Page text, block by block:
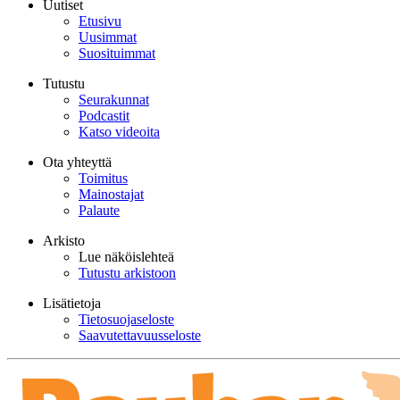
Uutiset
Etusivu
Uusimmat
Suosituimmat
Tutustu
Seurakunnat
Podcastit
Katso videoita
Ota yhteyttä
Toimitus
Mainostajat
Palaute
Arkisto
Lue näköislehteä
Tutustu arkistoon
Lisätietoja
Tietosuojaseloste
Saavutettavuusseloste